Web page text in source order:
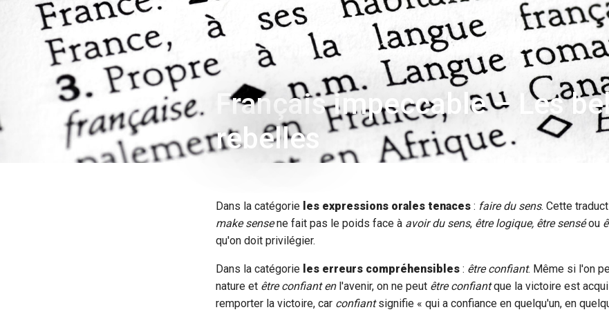
Français impeccable – Les
rebelles
Dans la catégorie les expressions orales tenaces : faire du sens. Cette
make sensene fait pas le poids face à avoir du sens, être logique, être senséou
qu'on doit privilégier.
Dans la catégorie les erreurs compréhensibles : être confiant. Même si l'on
nature et être confiant enl'avenir, on ne peut être confiantque la victoire est
remporter la victoire, car confiantsignifie « qui a confiance en quelqu'un, en